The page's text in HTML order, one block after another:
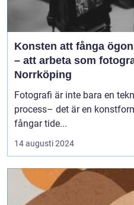
Konsten att fånga
– att arbeta som
Norrköping
Fotografi är inte bara en
process– det är en
fångar tide...
14 augusti 2024